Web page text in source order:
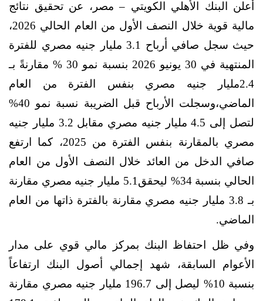
أعلن البنك الأهلي الكويتي – مصر، عن تحقيق نتائج
مالية قوية خلال النصف الأول من العام الحالي 2026،
حيث سجل صافي أرباح 3.1 مليار جنيه مصري للفترة
المنتهية في 30 يونيو 2026 بنسبة نمو 30 % مقارنةً بـ
2.4مليار جنيه مصري بنفس الفترة من العام
الماضي،وسجلت الأرباح قبل الضريبة نسبة نمو 40%
لتصل إلى 4.5 مليار جنيه مصري مقابل 3.2 مليار جنيه
مصري بالمقارنة بنفس الفترة من 2025، كما ارتفع
صافي الدخل من العائد خلال النصف الأول من العام
الحالي بنسبة 34% ليحقق5.1 مليار جنيه مصري مقارنة
بـ 3.8 مليار جنيه مصري مقارنة بالفترة ذاتها من العام
الماضي.
وفي ظل احتفاظ البنك بمركز مالي قوي على مدار
الأعوام السابقة، شهد إجمالي أصول البنك
ارتفاعاً
بنسبة 10% ليصل إلى 196.7 مليار جنيه مصري مقارنة